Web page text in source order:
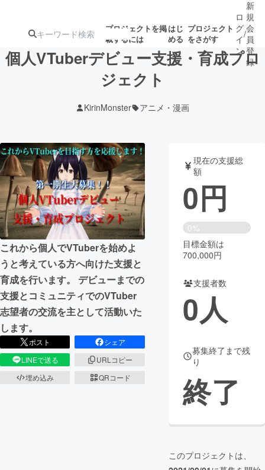
プロジェクトを掲
載するには
はじ
める
プロジェクト
をさがす
ジェクト
ロジェクト
アート・写真 音楽
テクノロジー・ガジェット ゲーム・サ
映像・映画 書籍・雑誌
ビジネス・起業 チャレンジ
まちづくり・地域活性化
CAMPFIRE Creation
CAMPFIREふるさと納税
ロ
グ
イ
ン
/
新
規
会
員
登
録
個人VTuberデビュー支援・育成プロ
ジェクト
KirinMonster アニメ・漫画
これから個人でVTuberを始めよ
うと考えている方へ向けた支援と
育成を行います。 デビューまでの
支援とコミュニティでのVTuber
志望者の交流を主として活動いた
します。
ポスト
シェア
LINEで送る
URLコピー
埋め込み
QRコード
現在の支援総
額
0円
0%
目標金額は
700,000円
支援者数
0人
募集終了まで残
り
終了
このプロジェクトは、